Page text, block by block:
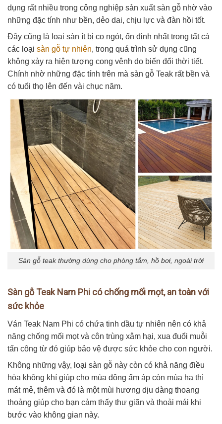
dụng rất nhiều trong công nghiệp sản xuất sàn gỗ nhờ vào
những đặc tính như bền, dẻo dai, chịu lực và đàn hồi tốt.
Đây cũng là loại sàn ít bị co ngót, ổn định nhất trong tất cả
các loại sàn gỗ tự nhiên, trong quá trình sử dụng cũng
không xảy ra hiện tượng cong vênh do biến đổi thời tiết.
Chính nhờ những đặc tính trên mà sàn gỗ Teak rất bền và
có tuổi thọ lên đến vài chục năm.
Sàn gỗ teak thường dùng cho phòng tắm, hồ bơi, ngoài trời
Sàn gỗ Teak Nam Phi có chống mối mọt, an toàn với
sức khỏe
Ván Teak Nam Phi có chứa tinh dầu tự nhiên nên có khả
năng chống mối mọt và côn trùng xâm hại, xua đuổi muỗi
tấn công từ đó giúp bảo vệ được sức khỏe cho con người.
Không những vậy, loại sàn gỗ này còn có khả năng điều
hòa không khí giúp cho mùa đông ấm áp còn mùa hạ thì
mát mẻ, thêm và đó là một mùi hương dịu dàng thoang
thoảng giúp cho bạn cảm thấy thư giãn và thoải mái khi
bước vào không gian này.